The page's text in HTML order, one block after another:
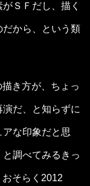
ＳＦだし、描く
から、という類
き方が、ちょっ
だ、と知らずに
な印象だと思
調べてみるきっ
そらく2012